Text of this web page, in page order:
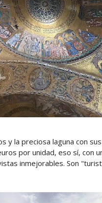
y la preciosa laguna con
por unidad, eso sí, con
inmejorables. Son